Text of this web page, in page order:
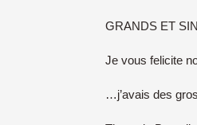
GRANDS ET
Je vous felicite
…j’avais des